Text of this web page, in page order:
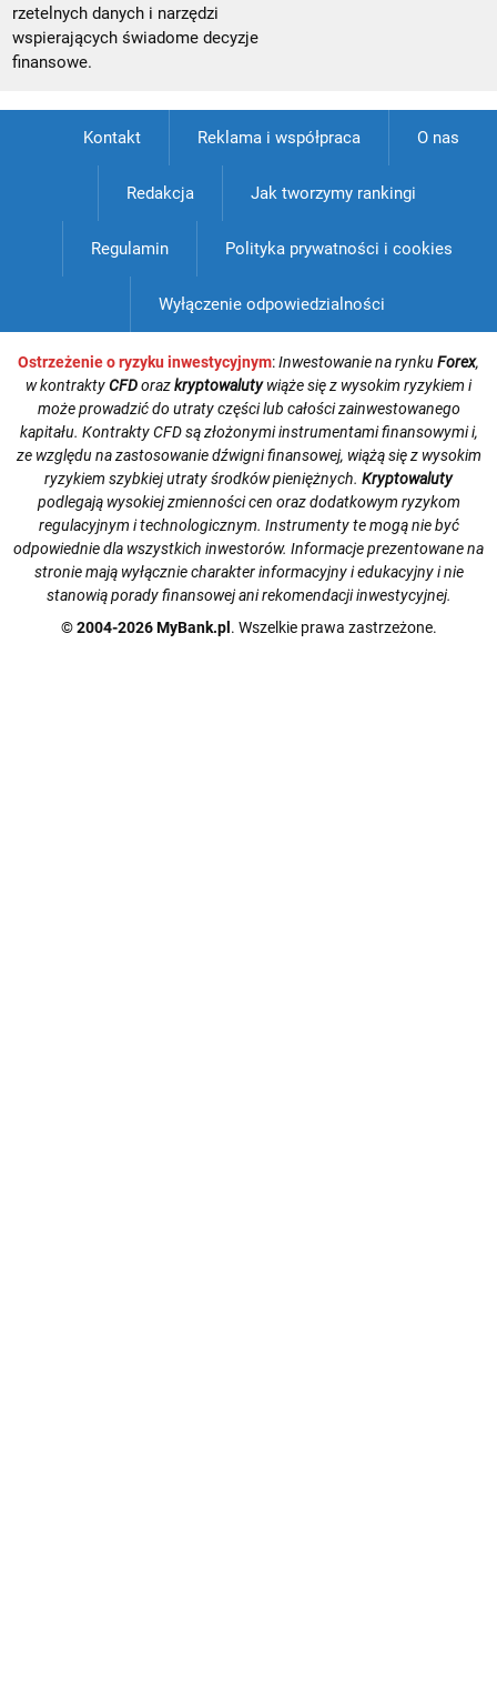
rzetelnych danych i narzędzi
wspierających świadome decyzje
finansowe.
Kontakt Reklama i współpraca O nas
Redakcja Jak tworzymy rankingi
Regulamin Polityka prywatności i cookies
Wyłączenie odpowiedzialności
Ostrzeżenie o ryzyku inwestycyjnym:Inwestowanie na rynkuForex,
w kontraktyCFDorazkryptowalutywiąże się z wysokim ryzykiem i
może prowadzić do utraty części lub całości zainwestowanego
kapitału. Kontrakty CFD są złożonymi instrumentami finansowymi i,
ze względu na zastosowanie dźwigni finansowej, wiążą się z wysokim
ryzykiem szybkiej utraty środków pieniężnych. Kryptowaluty
podlegają wysokiej zmienności cen oraz dodatkowym ryzykom
regulacyjnym i technologicznym. Instrumenty te mogą nie być
odpowiednie dla wszystkich inwestorów. Informacje prezentowane na
stronie mają wyłącznie charakter informacyjny i edukacyjny i nie
stanowią porady finansowej ani rekomendacji inwestycyjnej.
© 2004-2026 MyBank.pl . Wszelkie prawa zastrzeżone.